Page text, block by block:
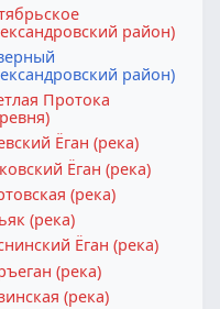
район)
район)
Протока
Ёган (река)
Ёган (река)
(река)
(река)
Ёган (река)
(река)
(река)